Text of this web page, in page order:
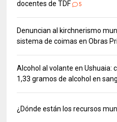
docentes de TDF 5
Denuncian al kirchnerismo
sistema de coimas en Obras
Alcohol al volante en Ushuaia:
1,33 gramos de alcohol en
¿Dónde están los recursos